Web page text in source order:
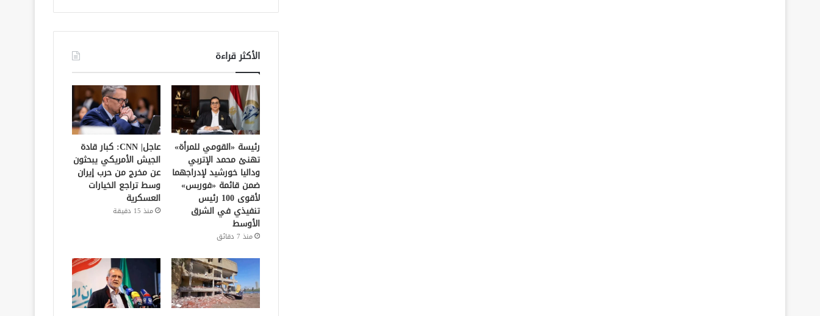
الأكثر قراءة
رئيسة «القومي للمرأة»
تهنئ محمد الإتربي
وداليا خورشيد لإدراجهما
ضمن قائمة «فوربس»
لأقوى 100 رئيس
تنفيذي في الشرق
الأوسط
منذ 7 دقائق
عاجل| CNN: كبار قادة
الجيش الأمريكي يبحثون
عن مخرج من حرب إيران
وسط تراجع الخيارات
العسكرية
منذ 15 دقيقة